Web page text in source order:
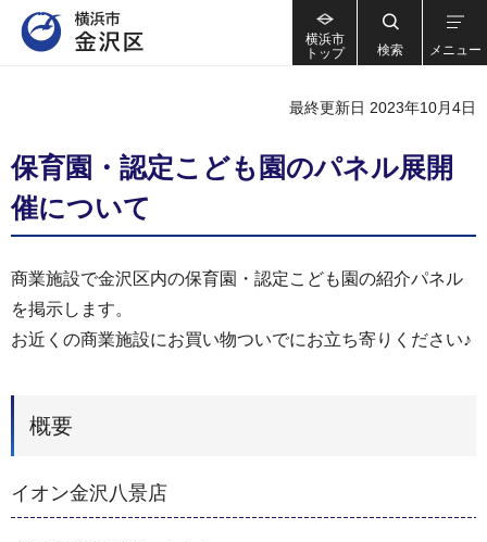
横浜市
トップ
検索 メニュー
最終更新日 2023年10月4日
保育園・認定こども園のパネル展開
催について
商業施設で金沢区内の保育園・認定こども園の紹介パネル
を掲示します。
お近くの商業施設にお買い物ついでにお立ち寄りください♪
概要
イオン金沢八景店